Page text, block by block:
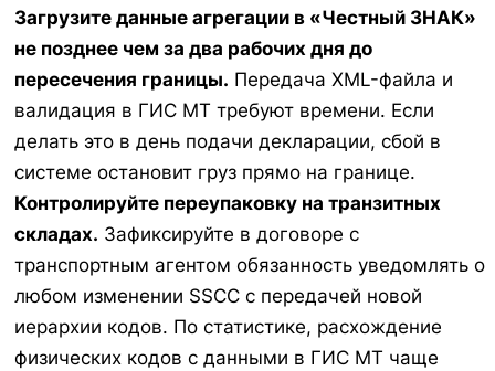
Загрузите данные агрегации в «Честный ЗНАК»
не позднее чем за два рабочих дня до
пересечения границы. Передача XML-файла и
валидация в ГИС МТ требуют времени. Если
делать это в день подачи декларации, сбой в
системе остановит груз прямо на границе.
Контролируйте переупаковку на транзитных
складах. Зафиксируйте в договоре с
транспортным агентом обязанность уведомлять о
любом изменении SSCC с передачей новой
иерархии кодов. По статистике, расхождение
физических кодов с данными в ГИС МТ чаще